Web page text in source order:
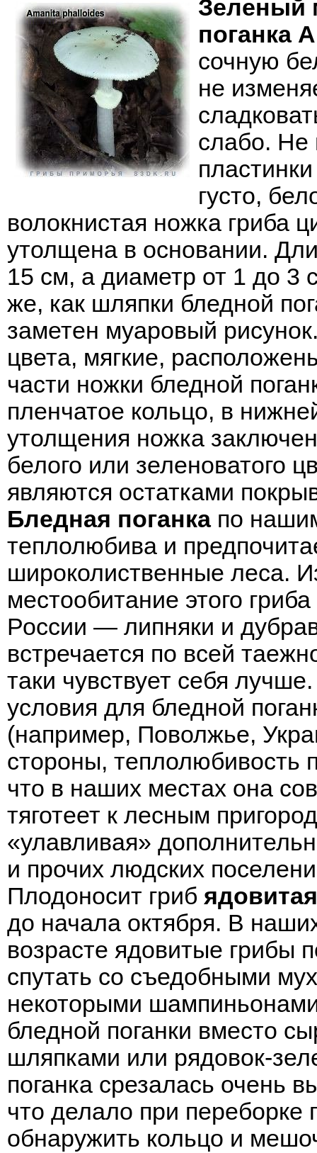
Зеленый
поганка
сочную
не
слабо. Не
густо,
волокнистая ножка гриба
утолщена в основании.
15 см, а диаметр от 1 до 3
же, как шляпки бледной
заметен муаровый
цвета, мягкие,
части ножки бледной
пленчатое кольцо, в
утолщения ножка
белого или зеленоватого
являются остатками
Бледная поганкапо
теплолюбива и
широколиственные леса.
местообитание этого
России — липняки и
встречается по всей
таки чувствует себя
условия для бледной
(например, Поволжье,
стороны, теплолюбивость
что в наших местах она
тяготеет к лесным
«улавливая»
и прочих людских
Плодоносит гриб
до начала октября. В
возрасте ядовитые грибы
спутать со съедобными
некоторыми
бледной поганки вместо
шляпками или рядовок-
поганка срезалась очень
что делало при
обнаружить кольцо и